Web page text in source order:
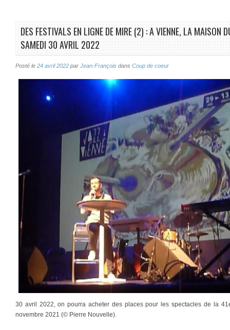
DES FESTIVALS EN LIGNE DE MIRE (2) : A VIENNE, LA MAISON
SAMEDI 30 AVRIL 2022
Posté le 24 avril 2022 par Jean-François dans Coup de coeur
30 avril 2022, on pourra acheter des places pour les spectacles de la
novembre 2021 (© Pierre Nouvelle).